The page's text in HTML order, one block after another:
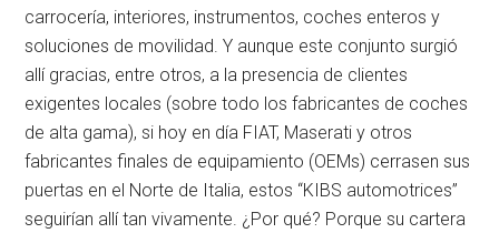
carrocería, interiores, instrumentos, coches enteros y
soluciones de movilidad. Y aunque este conjunto surgió
allí gracias, entre otros, a la presencia de clientes
exigentes locales (sobre todo los fabricantes de coches
de alta gama), si hoy en día FIAT, Maserati y otros
fabricantes finales de equipamiento (OEMs) cerrasen sus
puertas en el Norte de Italia, estos “KIBS automotrices”
seguirían allí tan vivamente. ¿Por qué? Porque su cartera